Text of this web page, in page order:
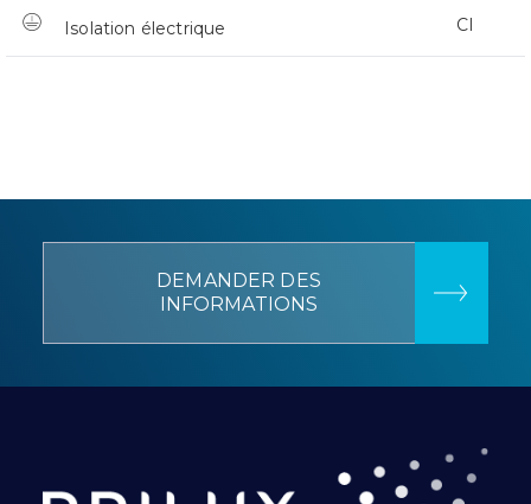
Isolation électrique CI
DEMANDER DES
INFORMATIONS